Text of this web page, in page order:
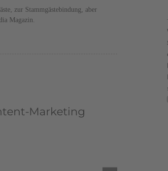
zur Stammgästebindung, aber
Magazin.
Gollner vom